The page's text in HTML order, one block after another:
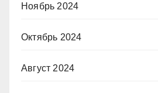
Ноябрь 2024
Октябрь 2024
Август 2024